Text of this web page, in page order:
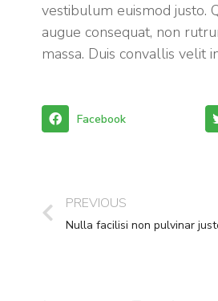
vestibulum euismod justo.
augue consequat, non
massa. Duis convallis velit
Facebook
PREVIOUS
Nulla facilisi non pulvinar